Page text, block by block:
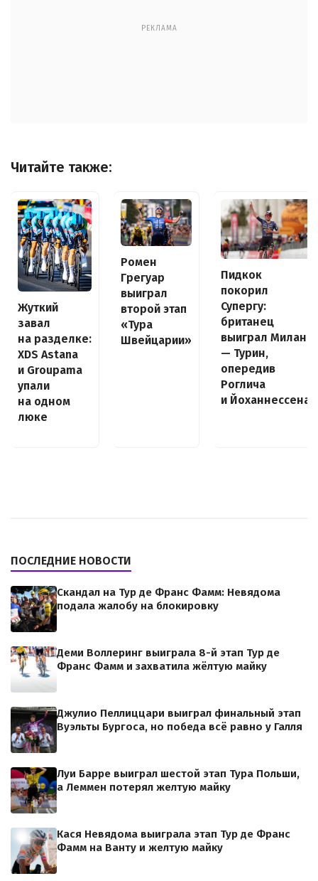
РЕКЛАМА
Читайте также:
Жуткий
завал
на разделке:
XDS Astana
и Groupama
упали
на одном
люке
Ромен
Грегуар
выиграл
второй этап
«Тура
Швейцарии»
Пидкок
покорил
Супергу:
британец
выиграл Милан
— Турин,
опередив
Роглича
и Йоханнессена
ПОСЛЕДНИЕ НОВОСТИ
Скандал на Тур де Франс Фамм: Невядома
подала жалобу на блокировку
Деми Воллеринг выиграла 8-й этап Тур де
Франс Фамм и захватила жёлтую майку
Джулио Пеллиццари выиграл финальный этап
Вуэльты Бургоса, но победа всё равно у Галля
Луи Барре выиграл шестой этап Тура Польши,
а Леммен потерял желтую майку
Кася Невядома выиграла этап Тур де Франс
Фамм на Ванту и желтую майку